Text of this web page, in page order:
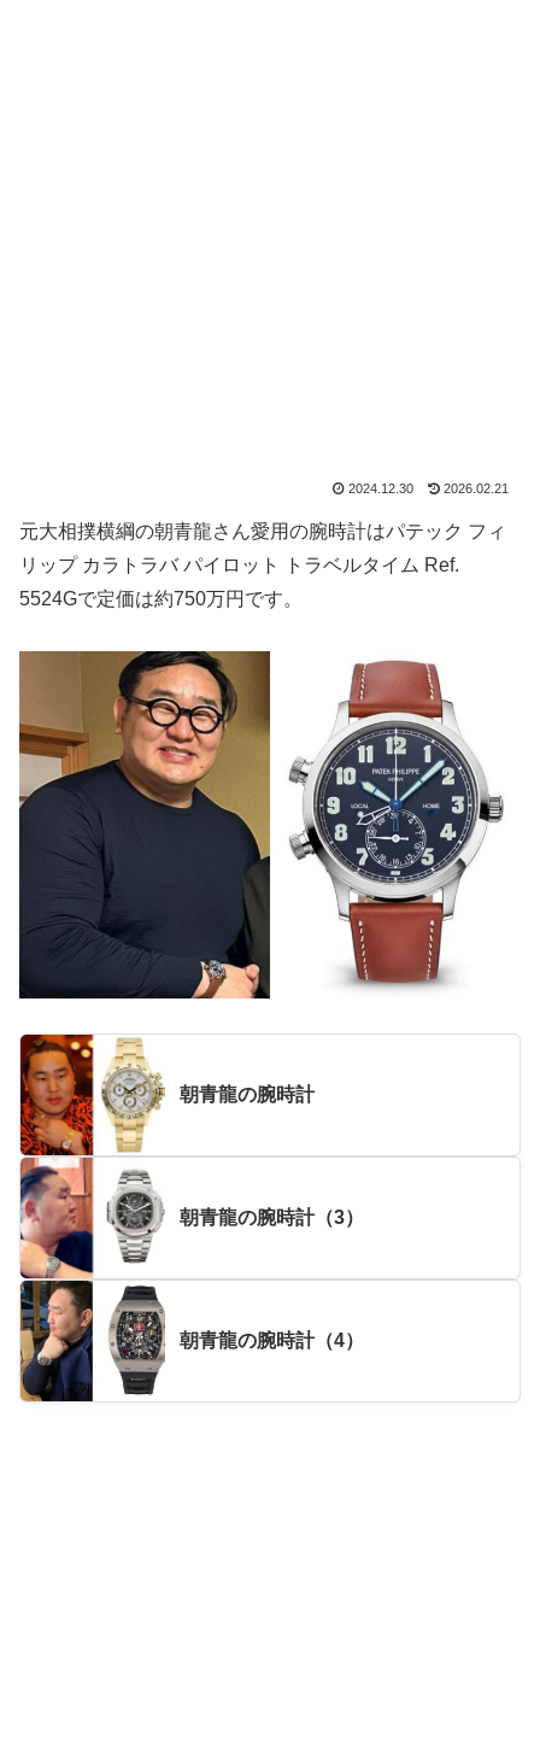
2024.12.30 2026.02.21
元大相撲横綱の朝青龍さん愛用の腕時計はパテック フィ
リップ カラトラバ パイロット トラベルタイム Ref.
5524Gで定価は約750万円です。
朝青龍の腕時計
朝青龍の腕時計（3）
朝青龍の腕時計（4）